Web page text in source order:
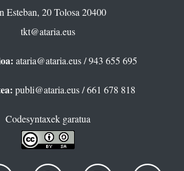
Esteban, 20 Tolosa 20400
tkt@ataria.eus
ataria@ataria.eus/ 943 655 695
publi@ataria.eus/ 661 678 818
Codesyntaxek garatua